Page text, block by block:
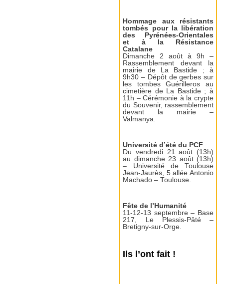
Hommage aux résistants
tombés pour la libération
des Pyrénées-Orientales
et à la Résistance
Catalane
Dimanche 2 août à 9h –
Rassemblement devant la
mairie de La Bastide ; à
9h30 – Dépôt de gerbes sur
les tombes Guérilleros au
cimetière de La Bastide ; à
11h – Cérémonie à la crypte
du Souvenir, rassemblement
devant la mairie –
Valmanya.
Université d’été du PCF
Du vendredi 21 août (13h)
au dimanche 23 août (13h)
– Université de Toulouse
Jean-Jaurès, 5 allée Antonio
Machado – Toulouse.
Fête de l’Humanité
11-12-13 septembre – Base
217, Le Plessis-Pâté –
Bretigny-sur-Orge.
Ils l’ont fait !